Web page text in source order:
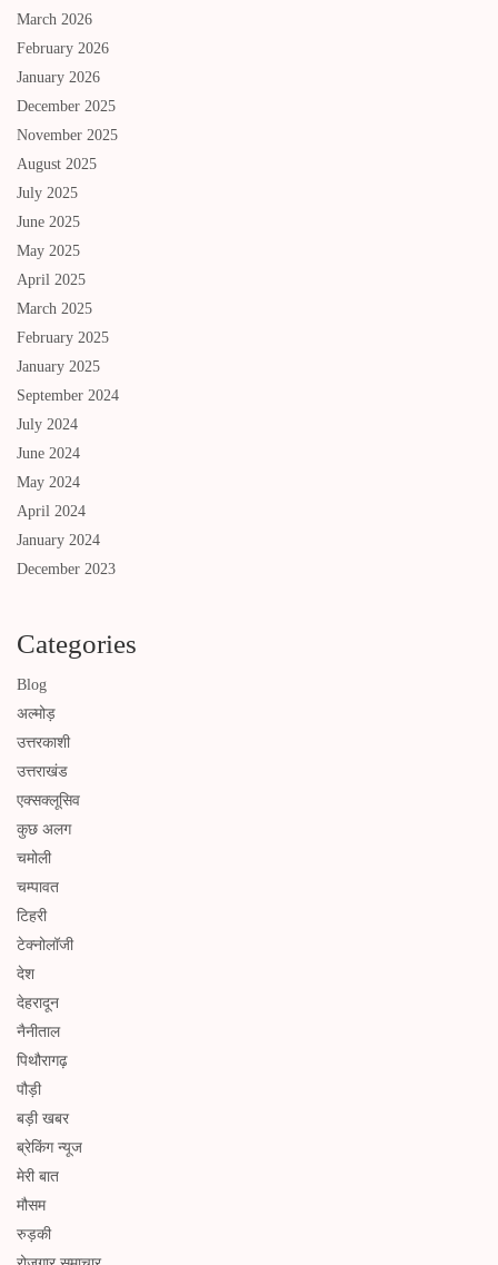
March 2026
February 2026
January 2026
December 2025
November 2025
August 2025
July 2025
June 2025
May 2025
April 2025
March 2025
February 2025
January 2025
September 2024
July 2024
June 2024
May 2024
April 2024
January 2024
December 2023
Categories
Blog
अल्मोड़
उत्तरकाशी
उत्तराखंड
एक्सक्लूसिव
कुछ अलग
चमोली
चम्पावत
टिहरी
टेक्नोलॉजी
देश
देहरादून
नैनीताल
पिथौरागढ़
पौड़ी
बड़ी खबर
ब्रेकिंग न्यूज
मेरी बात
मौसम
रुड़की